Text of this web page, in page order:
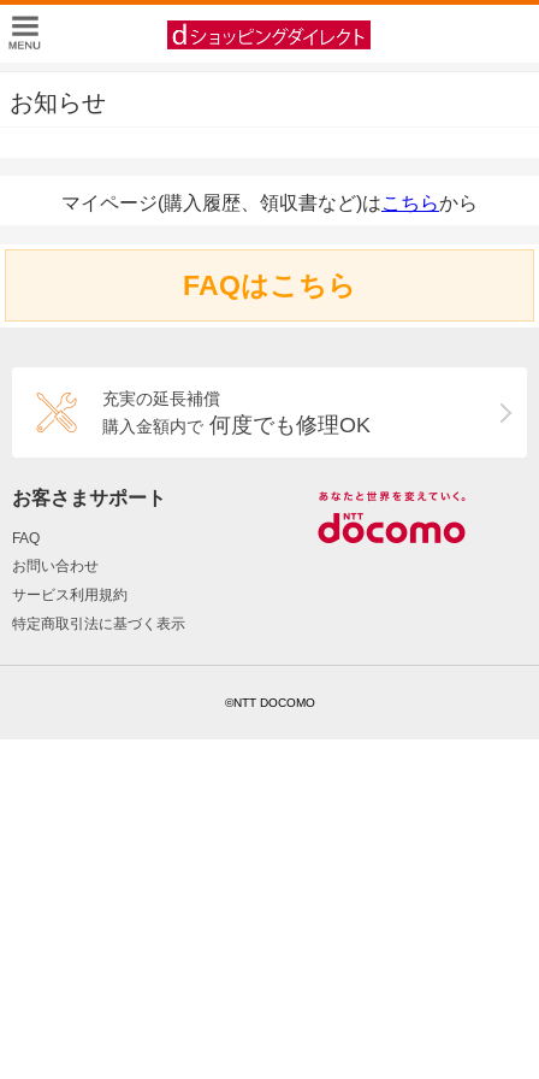
お知らせ
マイページ(購入履歴、領収書など)はこちらから
FAQはこちら
充実の延長補償
購入金額内で 何度でも修理OK
お客さまサポート
FAQ
お問い合わせ
サービス利用規約
特定商取引法に基づく表示
©NTT DOCOMO